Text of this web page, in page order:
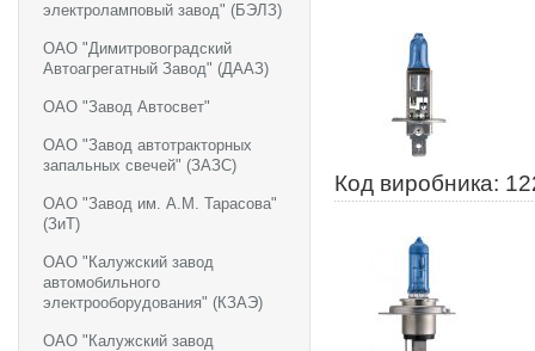
электроламповый завод" (БЭЛЗ)
ОАО "Димитровоградский
Автоагрегатный Завод" (ДААЗ)
ОАО "Завод Автосвет"
ОАО "Завод автотракторных
запальных свечей" (ЗАЗС)
ОАО "Завод им. А.М. Тарасова"
(ЗиТ)
ОАО "Калужский завод
автомобильного
электрооборудования" (КЗАЭ)
ОАО "Калужский завод
Код виробника: